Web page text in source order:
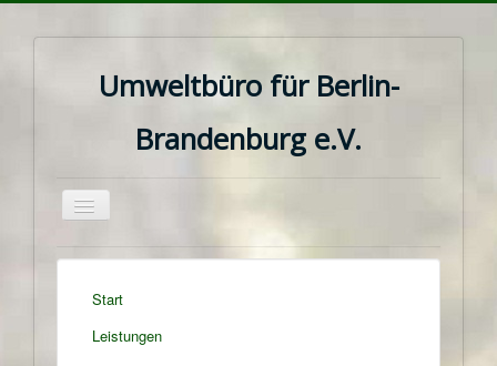
Umweltbüro für Berlin-
Brandenburg e.V.
Navigation
Start
Leistungen